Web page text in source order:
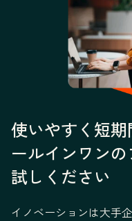
使いやすく短
ールインワン
試しください
イノベーションは大手